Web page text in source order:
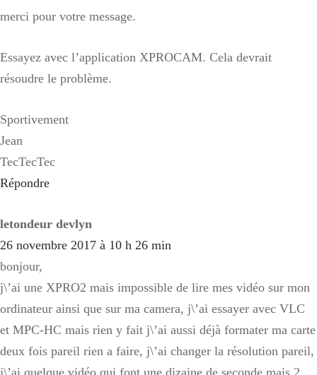
merci pour votre message.
Essayez avec l’application XPROCAM. Cela devrait
résoudre le problème.
Sportivement
Jean
TecTecTec
Répondre
letondeur devlyn
26 novembre 2017 à 10 h 26 min
bonjour,
j\’ai une XPRO2 mais impossible de lire mes vidéo sur mon
ordinateur ainsi que sur ma camera, j\’ai essayer avec VLC
et MPC-HC mais rien y fait j\’ai aussi déjà formater ma carte
deux fois pareil rien a faire, j\’ai changer la résolution pareil,